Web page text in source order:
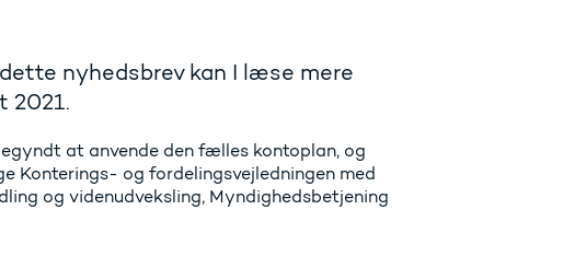
nyhedsbrev kan I læse mere
2021.
at anvende den fælles kontoplan, og
Konterings- og fordelingsvejledningen med
og videnudveksling, Myndighedsbetjening